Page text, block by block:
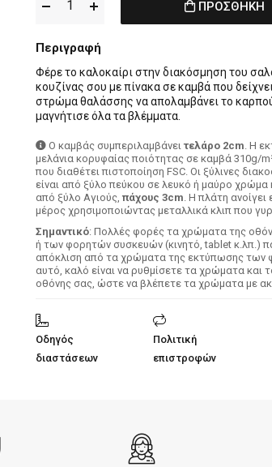
ΠΡΟΣΘΗΚΗ
Περιγραφή
Φέρε το καλοκαίρι στην διακόσμηση του
κουζίνας σου με πίνακα σε καμβά που
στρώμα θαλάσσης να απολαμβάνει το
μαγνήτισε όλα τα βλέμματα.
Ο καμβάς συμπεριλαμβάνει τελάρο 2cm. H
μελάνια κορυφαίας ποιότητας σε καμβά 310g/
που διαθέτει πιστοποίηση FSC. Οι ξύλινες
είναι από ξύλο πεύκου σε λευκό ή μαύρο
από ξύλο Αγιούς, πάχους 3cm. Η πλάτη
μέρος χρησιμοποιώντας μεταλλικά κλιπ που
Σημαντικό: Πολλές φορές τα χρώματα της
ή των φορητών συσκευών (κινητό, tablet κ.λπ.)
απόκλιση από τα χρώματα της εκτύπωσης των
αυτό, καλό είναι να ρυθμίσετε τα χρώματα και
οθόνης σας, ώστε να βλέπετε τα χρώματα με
Οδηγός
διαστάσεων
Πολιτική
επιστροφών